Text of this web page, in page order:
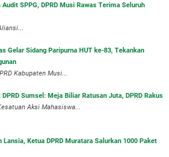
Audit SPPG, DPRD Musi Rawas Terima Seluruh
Gelar Sidang Paripurna HUT ke-83, Tekankan
Kabupaten Musi...
Sumsel: Meja Biliar Ratusan Juta, DPRD Rakus
Aksi Mahasiswa...
Lansia, Ketua DPRD Muratara Salurkan 1000 Paket